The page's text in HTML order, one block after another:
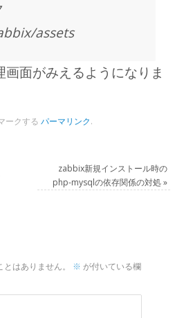
assets
面がみえるようになりま
ークするパーマリンク.
zabbix新規インストール時の
php-mysqlの依存関係の対処»
はありません。 ※ が付いている欄